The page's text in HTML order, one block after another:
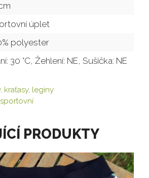
úplet
polyester
30 °C, Žehlení: NE, Sušička: NE
kraťasy, leginy
sportovní
PRODUKTY